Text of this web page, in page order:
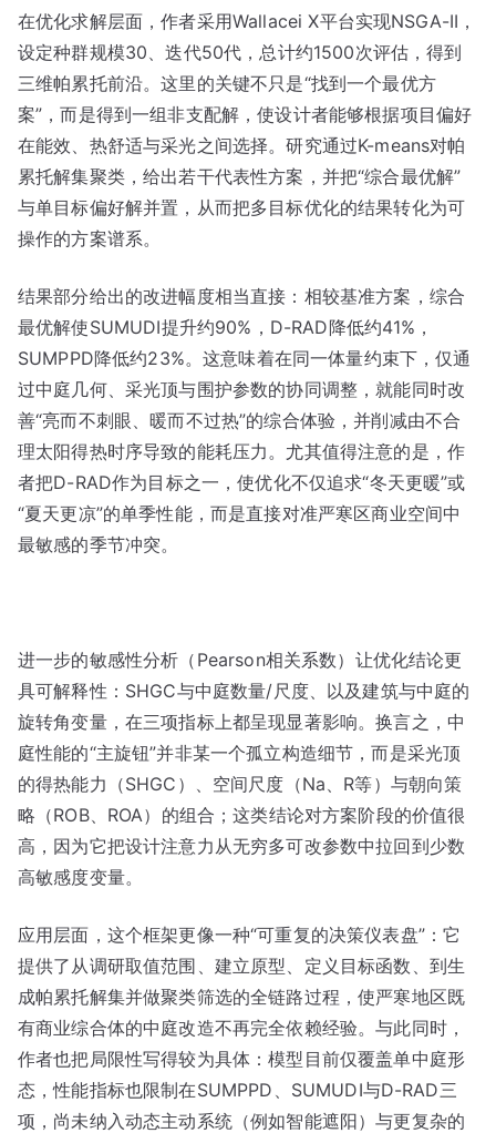
在优化求解层面，作者采用Wallacei X平台实现NSGA-II，
设定种群规模30、迭代50代，总计约1500次评估，得到
三维帕累托前沿。这里的关键不只是“找到一个最优方
案”，而是得到一组非支配解，使设计者能够根据项目偏好
在能效、热舒适与采光之间选择。研究通过K-means对帕
累托解集聚类，给出若干代表性方案，并把“综合最优解”
与单目标偏好解并置，从而把多目标优化的结果转化为可
操作的方案谱系。
结果部分给出的改进幅度相当直接：相较基准方案，综合
最优解使SUMUDI提升约90%，D-RAD降低约41%，
SUMPPD降低约23%。这意味着在同一体量约束下，仅通
过中庭几何、采光顶与围护参数的协同调整，就能同时改
善“亮而不刺眼、暖而不过热”的综合体验，并削减由不合
理太阳得热时序导致的能耗压力。尤其值得注意的是，作
者把D-RAD作为目标之一，使优化不仅追求“冬天更暖”或
“夏天更凉”的单季性能，而是直接对准严寒区商业空间中
最敏感的季节冲突。
进一步的敏感性分析（Pearson相关系数）让优化结论更
具可解释性：SHGC与中庭数量/尺度、以及建筑与中庭的
旋转角变量，在三项指标上都呈现显著影响。换言之，中
庭性能的“主旋钮”并非某一个孤立构造细节，而是采光顶
的得热能力（SHGC）、空间尺度（Na、R等）与朝向策
略（ROB、ROA）的组合；这类结论对方案阶段的价值很
高，因为它把设计注意力从无穷多可改参数中拉回到少数
高敏感度变量。
应用层面，这个框架更像一种“可重复的决策仪表盘”：它
提供了从调研取值范围、建立原型、定义目标函数、到生
成帕累托解集并做聚类筛选的全链路过程，使严寒地区既
有商业综合体的中庭改造不再完全依赖经验。与此同时，
作者也把局限性写得较为具体：模型目前仅覆盖单中庭形
态，性能指标也限制在SUMPPD、SUMUDI与D-RAD三
项，尚未纳入动态主动系统（例如智能遮阳）与更复杂的